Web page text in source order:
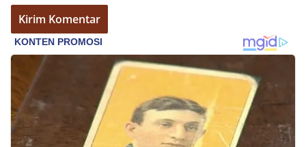
komunikasi dua arah agar warga dapat
menyampaikan keluhan maupun informasi terkait
situasi kamtibmas di sekitar mereka.‎‎‎Salah satu
poin utama yang disampaikan dalam kegiatan
sambang ini adalah imbauan kepada warga untuk
memasang bendera Merah Putih secara penuh,
bukan setengah tiang, sebagai bentuk
penghormatan dan rasa cinta tanah air
menjelang perayaan HUT Kemerdekaan RI.
Petugas mengingatkan bahwa pemasangan
bendera dengan benar merupakan salah satu